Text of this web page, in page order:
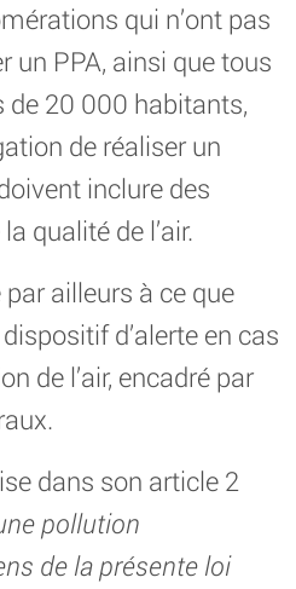
qui n’ont pas
un PPA, ainsi que tous
de 20 000 habitants,
de réaliser un
inclure des
qualité de l’air.
ailleurs à ce que
d’alerte en cas
de l’air, encadré par
dans son article 2
pollution
de la présente loi